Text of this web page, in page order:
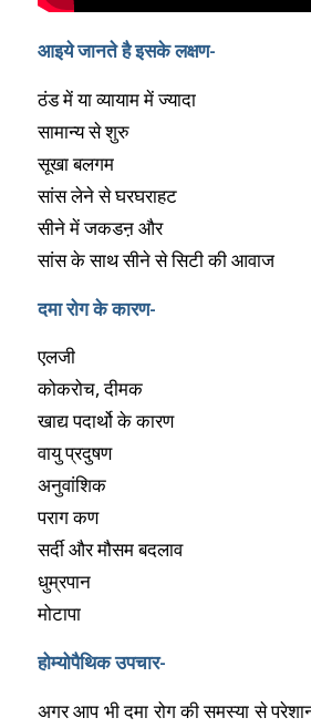
आइये जानते है इसके लक्षण-
ठंड में या व्यायाम में ज्यादा
सामान्य से शुरु
सूखा बलगम
सांस लेने से घरघराहट
सीने में जकडऩ और
सांस के साथ सीने से सिटी की आवाज
दमा रोग के कारण-
एलजी
कोकरोच, दीमक
खाद्य पदार्थो के कारण
वायु प्रदुषण
अनुवांशिक
पराग कण
सर्दी और मौसम बदलाव
धुम्रपान
मोटापा
होम्योपैथिक उपचार-
अगर आप भी दमा रोग की समस्या से